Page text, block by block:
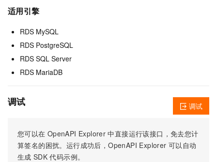
适用引擎
RDS MySQL
RDS PostgreSQL
RDS SQL Server
RDS MariaDB
调试
您可以在 OpenAPI Explorer 中直接运行该接口，免去您计
算签名的困扰。运行成功后，OpenAPI Explorer 可以自动
生成 SDK 代码示例。
调试